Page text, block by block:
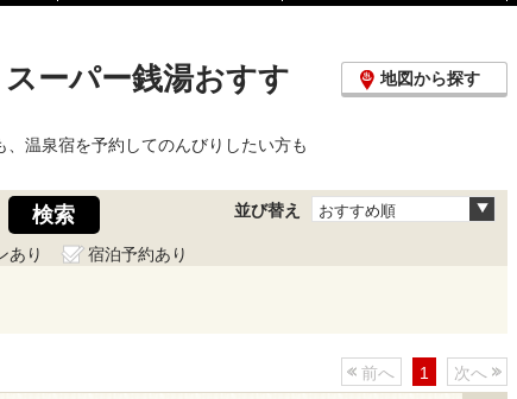
ーパー銭湯おすす
地図から探す
温泉宿を予約してのんびりしたい方も
並び替え おすすめ順
あり
宿泊予約あり
前へ 1 次へ